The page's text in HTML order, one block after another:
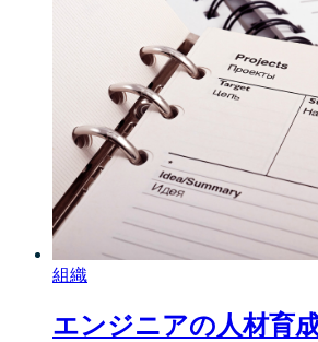
組織
エンジニアの人材育